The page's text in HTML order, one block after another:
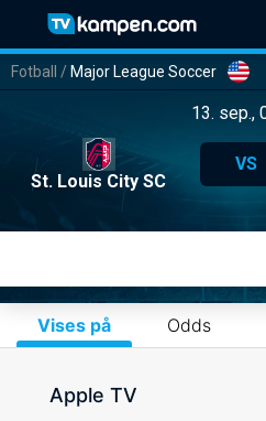
Fotball / Major League Soccer
13. sep.,
St. Louis City SC
VS
Vises på Odds
Apple TV